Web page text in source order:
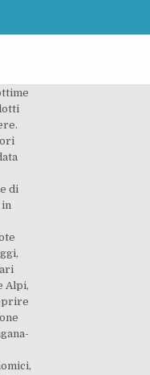
di
in
Alpi,